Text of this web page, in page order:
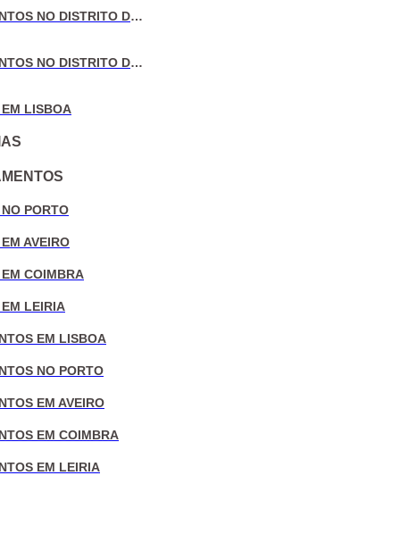
VENDA DE APARTAMENTOS NO DISTRITO DE COIMBRA
VENDA DE APARTAMENTOS NO DISTRITO DE LEIRIA
LISBOA
PORTO
AVEIRO
COIMBRA
LEIRIA
EM LISBOA
NO PORTO
EM AVEIRO
EM COIMBRA
EM LEIRIA